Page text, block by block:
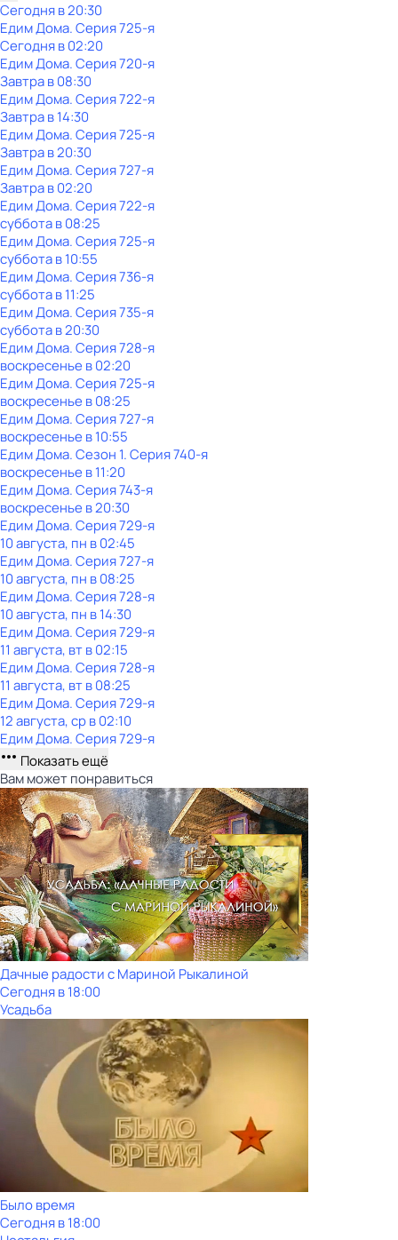
Сегодня в 20:30
Едим Дома. Серия 725-я
Сегодня в 02:20
Едим Дома. Серия 720-я
Завтра в 08:30
Едим Дома. Серия 722-я
Завтра в 14:30
Едим Дома. Серия 725-я
Завтра в 20:30
Едим Дома. Серия 727-я
Завтра в 02:20
Едим Дома. Серия 722-я
субботав08:25
Едим Дома. Серия 725-я
субботав10:55
Едим Дома. Серия 736-я
субботав11:25
Едим Дома. Серия 735-я
субботав20:30
Едим Дома. Серия 728-я
воскресенье в02:20
Едим Дома. Серия 725-я
воскресенье в08:25
Едим Дома. Серия 727-я
воскресенье в10:55
Едим Дома. Сезон 1. Серия 740-я
воскресенье в11:20
Едим Дома. Серия 743-я
воскресенье в20:30
Едим Дома. Серия 729-я
10 августа, пн в 02:45
Едим Дома. Серия 727-я
10 августа, пн в 08:25
Едим Дома. Серия 728-я
10 августа, пн в 14:30
Едим Дома. Серия 729-я
11 августа, вт в 02:15
Едим Дома. Серия 728-я
11 августа, вт в 08:25
Едим Дома. Серия 729-я
12 августа, ср в 02:10
Едим Дома. Серия 729-я
Показать ещё
Вам может понравиться
Дачные радости с Мариной Рыкалиной
Сегодня в 18:00
Усадьба
Было время
Сегодня в 18:00